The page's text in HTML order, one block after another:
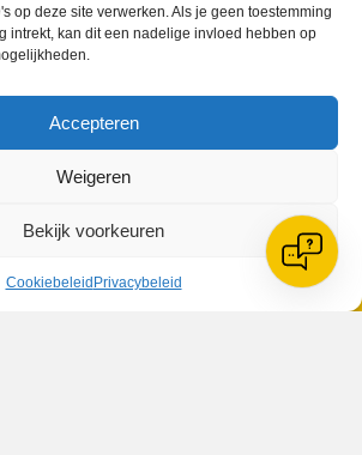
op deze site verwerken. Als je geen toestemming
intrekt, kan dit een nadelige invloed hebben op
Accepteren
Weigeren
Bekijk voorkeuren
Cookiebeleid Privacybeleid
1